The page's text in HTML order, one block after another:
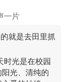
一片
就是去田里抓
时光是在校园
光、清纯的